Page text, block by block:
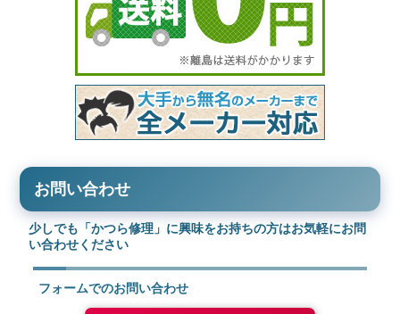
お問い合わせ
少しでも「かつら修理」に興味をお持ちの方はお気軽にお問
い合わせください
フォームでのお問い合わせ